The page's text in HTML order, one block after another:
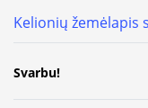
Kelionių žemėlapis
Svarbu!